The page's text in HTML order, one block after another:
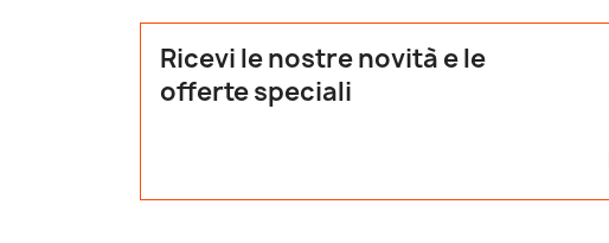
Ricevi le nostre novità e le
offerte speciali